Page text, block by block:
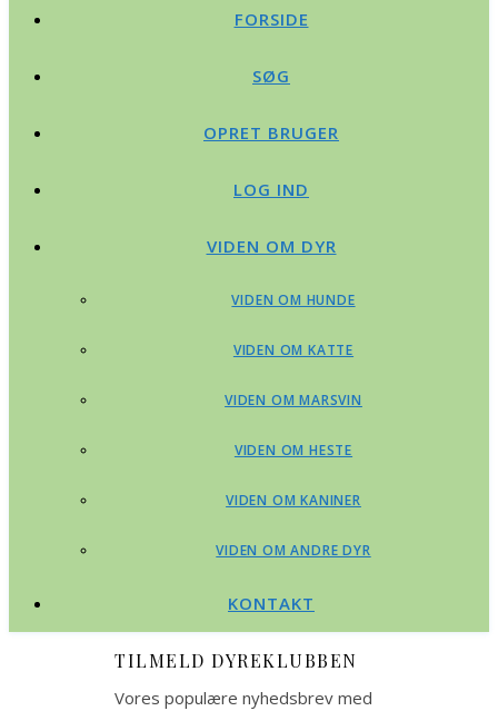
FORSIDE
SØG
OPRET BRUGER
LOG IND
VIDEN OM DYR
VIDEN OM HUNDE
VIDEN OM KATTE
VIDEN OM MARSVIN
VIDEN OM HESTE
VIDEN OM KANINER
VIDEN OM ANDRE DYR
KONTAKT
TILMELD DYREKLUBBEN
Vores populære nyhedsbrev med